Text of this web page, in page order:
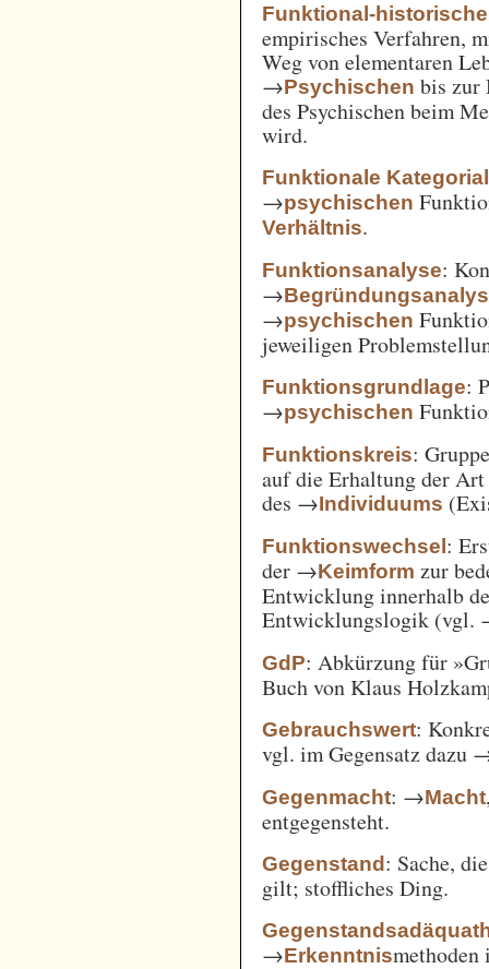
Funktional-
empirisches Verfahren,
Weg von elementaren
→Psychischen bis zur
des Psychischen beim
wird.
Funktionale
→psychischen
Verhältnis.
Funktionsanalyse:
→
→psychischen
jeweiligen
Funktionsgrundlage:
→psychischen
Funktionskreis:
auf die Erhaltung der
des →Individuums
Funktionswechsel:
der →Keimform zur
Entwicklung innerhalb
Entwicklungslogik
GdP: Abkürzung für
Buch von Klaus
Gebrauchswert:
vgl. im Gegensatz dazu
Gegenmacht: →Macht
entgegensteht.
Gegenstand: Sache,
gilt; stoffliches Ding.
→Erkenntnismethoden